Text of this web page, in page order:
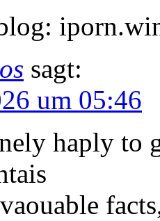
sagt:
um 05:46
haply to